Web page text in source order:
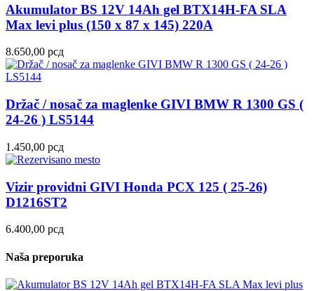
Akumulator BS 12V 14Ah gel BTX14H-FA SLA
Max levi plus (150 x 87 x 145) 220A
8.650,00 рсд
Držač / nosač za maglenke GIVI BMW R 1300 GS (
24-26 ) LS5144
1.450,00 рсд
Vizir providni GIVI Honda PCX 125 ( 25-26)
D1216ST2
6.400,00 рсд
Naša preporuka